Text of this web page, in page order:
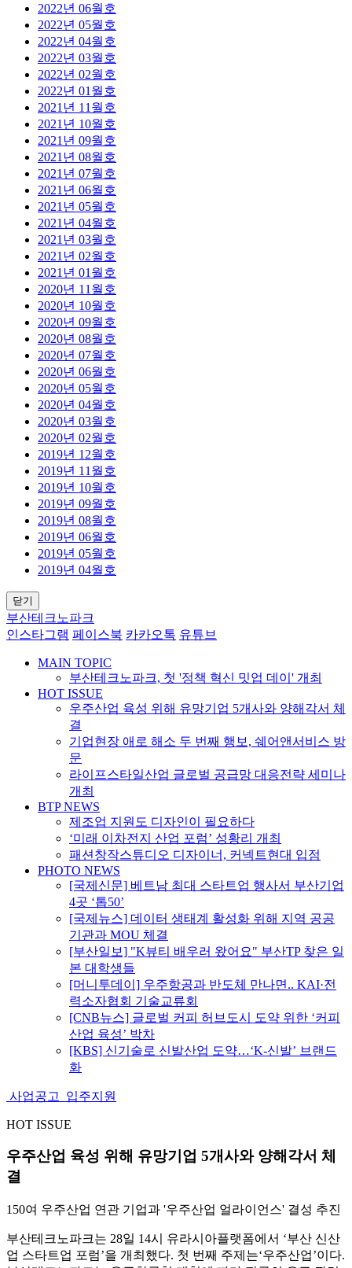
2022년 06월호
2022년 05월호
2022년 04월호
2022년 03월호
2022년 02월호
2022년 01월호
2021년 11월호
2021년 10월호
2021년 09월호
2021년 08월호
2021년 07월호
2021년 06월호
2021년 05월호
2021년 04월호
2021년 03월호
2021년 02월호
2021년 01월호
2020년 11월호
2020년 10월호
2020년 09월호
2020년 08월호
2020년 07월호
2020년 06월호
2020년 05월호
2020년 04월호
2020년 03월호
2020년 02월호
2019년 12월호
2019년 11월호
2019년 10월호
2019년 09월호
2019년 08월호
2019년 06월호
2019년 05월호
2019년 04월호
닫기
부산테크노파크
인스타그램 페이스북 카카오톡 유튜브
MAIN TOPIC
부산테크노파크, 첫 '정책 혁신 밋업 데이' 개최
HOT ISSUE
우주산업 육성 위해 유망기업 5개사와 양해각서 체
결
기업현장 애로 해소 두 번째 행보, 쉐어앤서비스 방
문
라이프스타일산업 글로벌 공급망 대응전략 세미나
개최
BTP NEWS
제조업 지원도 디자인이 필요하다
‘미래 이차전지 산업 포럼’ 성황리 개최
패션창작스튜디오 디자이너, 커넥트현대 입점
PHOTO NEWS
[국제신문] 베트남 최대 스타트업 행사서 부산기업
4곳 ‘톱50’
[국제뉴스] 데이터 생태계 활성화 위해 지역 공공
기관과 MOU 체결
[부산일보] "K뷰티 배우러 왔어요" 부산TP 찾은 일
본 대학생들
[머니투데이] 우주항공과 반도체 만나면.. KAI·전
력소자협회 기술교류회
[CNB뉴스] 글로벌 커피 허브도시 도약 위한 ‘커피
산업 육성’ 박차
[KBS] 신기술로 신발산업 도약…‘K-신발’ 브랜드
화
사업공고 입주지원
HOT ISSUE
우주산업 육성 위해 유망기업 5개사와 양해각서 체
결
150여 우주산업 연관 기업과 '우주산업 얼라이언스' 결성 추진
부산테크노파크는 28일 14시 유라시아플랫폼에서 ‘부산 신산
업 스타트업 포럼’을 개최했다. 첫 번째 주제는‘우주산업’이다.